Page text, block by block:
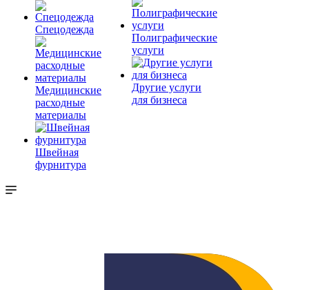
Спецодежда
Медицинские
расходные
материалы
Швейная
фурнитура
Полиграфические
услуги
Другие услуги
для бизнеса